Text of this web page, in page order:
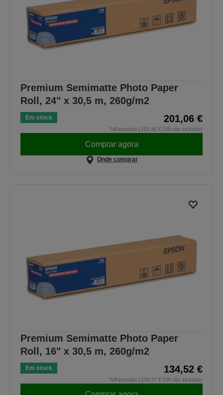
Premium Semimatte Photo Paper
Roll, 24" x 30,5 m, 260g/m2
Em stock 201,06 €
IVA incluído (163,46 € IVA não incluído)
Comprar agora
Onde comprar
Premium Semimatte Photo Paper
Roll, 16" x 30,5 m, 260g/m2
Em stock 134,52 €
IVA incluído (109,37 € IVA não incluído)